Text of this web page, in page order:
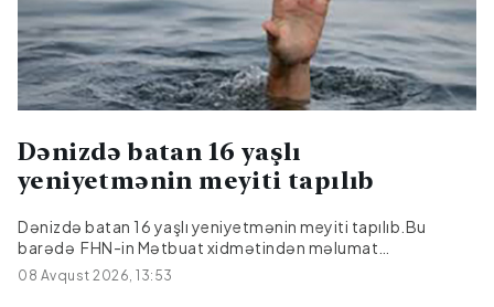
Dənizdə batan 16 yaşlı
yeniyetmənin meyiti tapılıb
Dənizdə batan 16 yaşlı yeniyetmənin meyiti tapılıb.Bu
barədə FHN-in Mətbuat xidmətindən məlumat
verilib.Bildirilib ki, iki gün əvvəl Bakı şəhəri, Sabunçu rayonu,
Pirşağı qəsəbəsində ən yaxın sularda xilasetmə
08 Avqust 2026, 13:53